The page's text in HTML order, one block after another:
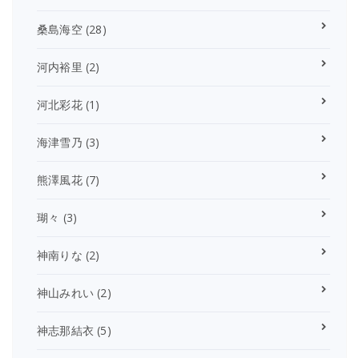
桑島海空(28)
河内裕里 (2)
河北彩花(1)
海津雪乃 (3)
熊澤風花(7)
瑚々 (3)
神南りな (2)
神山みれい (2)
神志那結衣 (5)